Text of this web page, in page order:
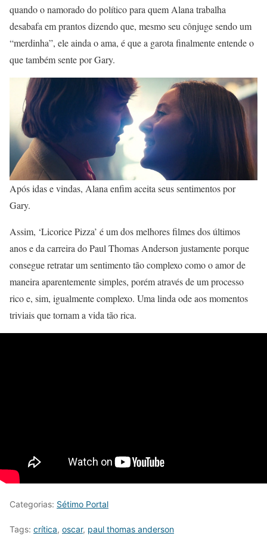
quando o namorado do político para quem Alana trabalha
desabafa em prantos dizendo que, mesmo seu cônjuge sendo um
“merdinha”, ele ainda o ama, é que a garota finalmente entende o
que também sente por Gary.
Após idas e vindas, Alana enfim aceita seus sentimentos por
Gary.
Assim, ‘Licorice Pizza’ é um dos melhores filmes dos últimos
anos e da carreira do Paul Thomas Anderson justamente porque
consegue retratar um sentimento tão complexo como o amor de
maneira aparentemente simples, porém através de um processo
rico e, sim, igualmente complexo. Uma linda ode aos momentos
triviais que tornam a vida tão rica.
Categorias: Sétimo Portal
Tags: crítica, oscar, paul thomas anderson